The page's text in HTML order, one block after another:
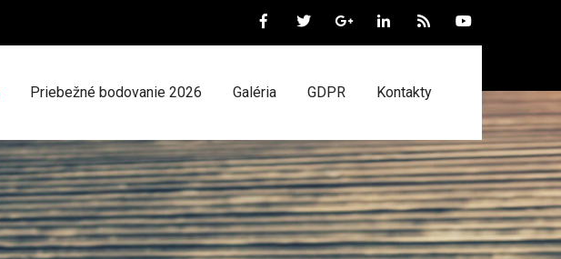
Priebežné bodovanie 2026 Galéria GDPR Kontakty